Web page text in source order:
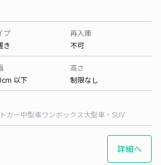
プ
き
再入庫
不可
以下
高さ
制限なし
カー中型車ワンボックス大型車・SUV
詳細へ